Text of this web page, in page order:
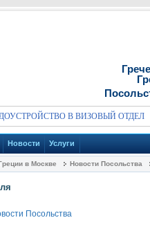
В ВИЗОВЫЙ ОТДЕЛ
Новости Услуги
в Москве Новости Посольства
Посольства